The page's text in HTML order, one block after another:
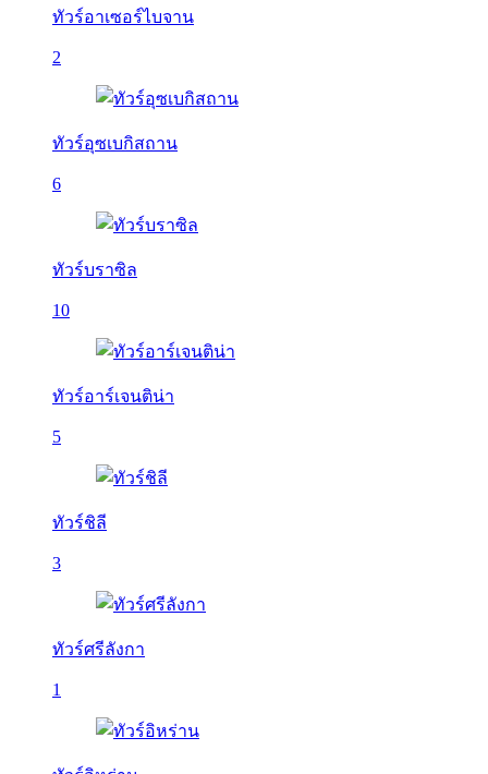
ทัวร์อาเซอร์ไบจาน
2
ทัวร์อุซเบกิสถาน
6
ทัวร์บราซิล
10
ทัวร์อาร์เจนติน่า
5
ทัวร์ชิลี
3
ทัวร์ศรีลังกา
1